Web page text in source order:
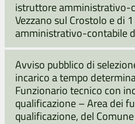
istruttore amministrativo-
Vezzano sul Crostolo e di
amministrativo-contabile
Avviso pubblico di
incarico a tempo
Funzionario tecnico con
qualificazione – Area dei
qualificazione, del